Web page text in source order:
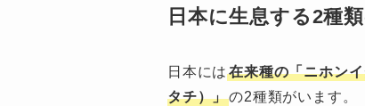
日本に生息する2種
日本には在来種の「ニホン
タチ）」の2種類がいます。